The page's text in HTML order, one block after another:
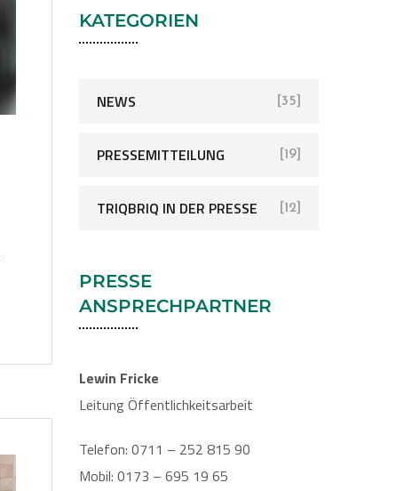
KATEGORIEN
NEWS [35]
PRESSEMITTEILUNG [19]
TRIQBRIQ IN DER PRESSE [12]
PRESSE
ANSPRECHPARTNER
Lewin Fricke
Leitung Öffentlichkeitsarbeit
Telefon: 0711 – 252 815 90
Mobil: 0173 – 695 19 65